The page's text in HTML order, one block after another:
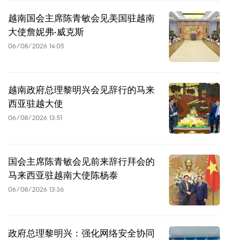
越南国会主席陈青敏会见美国驻越南
大使詹妮弗·威克斯
06/08/2026 14:05
越南政府总理黎明兴会见辞行的马来
西亚驻越大使
06/08/2026 13:51
国会主席陈青敏会见前来辞行拜会的
马来西亚驻越南大使陈杨泰
06/08/2026 13:36
政府总理黎明兴：强化网络安全协同